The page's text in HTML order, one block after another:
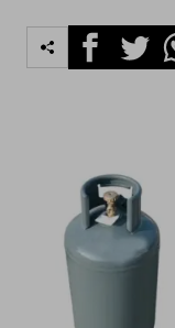
FacebookTwitter